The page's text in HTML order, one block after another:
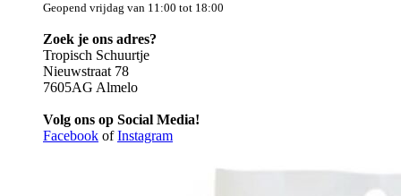
Geopend vrijdag van 11:00 tot 18:00
Zoek je ons adres?
Tropisch Schuurtje
Nieuwstraat 78
7605AG Almelo
Volg ons op Social Media!
Facebook ofInstagram